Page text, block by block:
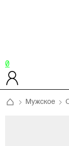
0
Мужское